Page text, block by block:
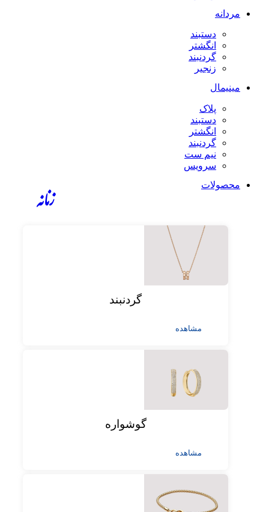
مردانه
دستبند
انگشتر
گردنبند
زنجیر
مینیمال
پلاک
دستبند
انگشتر
گردنبند
نیم ست
سرویس
محصولات
زنانه
گردنبند
مشاهده
گوشواره
مشاهده